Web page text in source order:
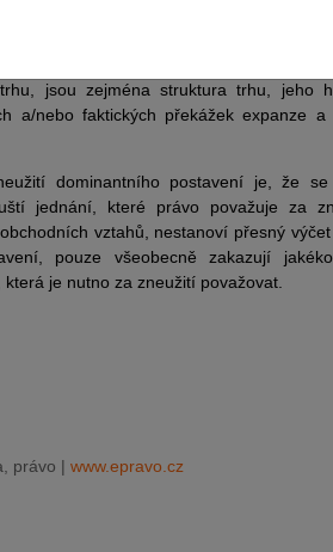
pouze s procentuálním vyjádřením
když platí, že podnikatelský subjekt,
postavení. Dalšími faktory, které
jsou zejména struktura trhu, jeho
a/nebo faktických překážek expanze a
dominantního postavení je, že se
jednání, které právo považuje za
vztahů, nestanoví přesný
pouze všeobecně zakazují
je nutno za zneužití považovat.
právo | www.epravo.cz
Sokol
JUDr.
MCIArb
Kurzy